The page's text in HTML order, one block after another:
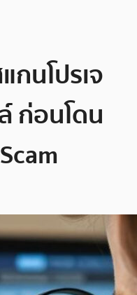
กนโปรเจ
ก่อนโดน